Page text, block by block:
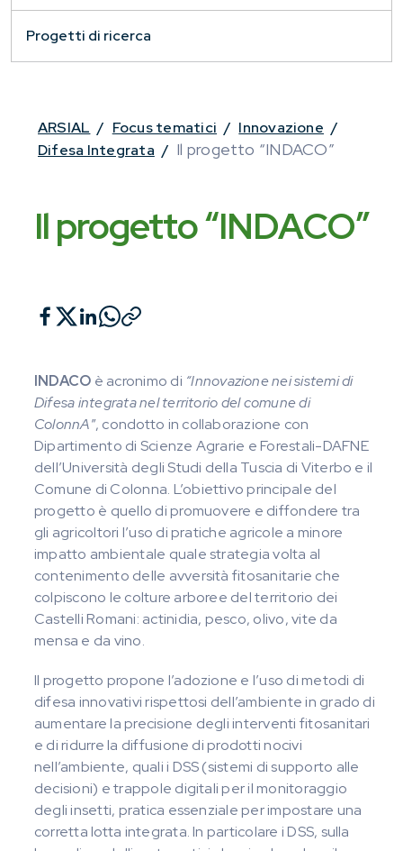
Progetti di ricerca
ARSIAL / Focus tematici / Innovazione /
Difesa Integrata / Il progetto “INDACO”
Il progetto “INDACO”
INDACO è acronimo di “Innovazione nei sistemi di
Difesa integrata nel territorio del comune di
ColonnA”, condotto in collaborazione con
Dipartimento di Scienze Agrarie e Forestali-DAFNE
dell’Università degli Studi della Tuscia di Viterbo e il
Comune di Colonna. L’obiettivo principale del
progetto è quello di promuovere e diffondere tra
gli agricoltori l’uso di pratiche agricole a minore
impatto ambientale quale strategia volta al
contenimento delle avversità fitosanitarie che
colpiscono le colture arboree del territorio dei
Castelli Romani: actinidia, pesco, olivo, vite da
mensa e da vino.
Il progetto propone l’adozione e l’uso di metodi di
difesa innovativi rispettosi dell’ambiente in grado di
aumentare la precisione degli interventi fitosanitari
e di ridurre la diffusione di prodotti nocivi
nell’ambiente, quali i DSS (sistemi di supporto alle
decisioni) e trappole digitali per il monitoraggio
degli insetti, pratica essenziale per impostare una
corretta lotta integrata. In particolare i DSS, sulla